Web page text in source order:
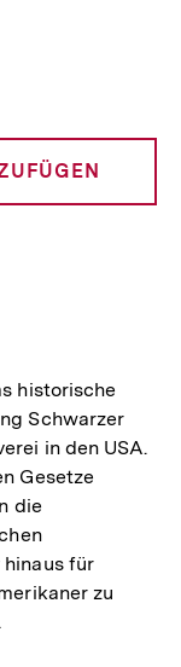
historische
Schwarzer
in den USA.
Gesetze
die
für
zu